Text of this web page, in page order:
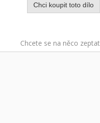
Chci koupit toto dílo
Chcete se na něco